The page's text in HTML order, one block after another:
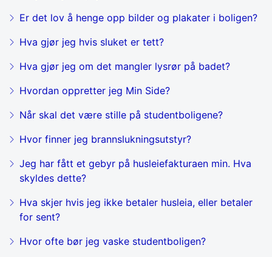
Er det lov å henge opp bilder og plakater i boligen?
Hva gjør jeg hvis sluket er tett?
Hva gjør jeg om det mangler lysrør på badet?
Hvordan oppretter jeg Min Side?
Når skal det være stille på studentboligene?
Hvor finner jeg brannslukningsutstyr?
Jeg har fått et gebyr på husleiefakturaen min. Hva
skyldes dette?
Hva skjer hvis jeg ikke betaler husleia, eller betaler
for sent?
Hvor ofte bør jeg vaske studentboligen?